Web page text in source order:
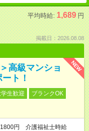
平均時給: 1,689 円
掲載日：2026.08.08
NEW
高級マンショ
ト！
学生歓迎
ブランクOK
円 介護福祉士時給